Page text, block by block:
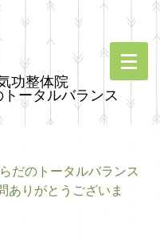
功整体院
ータルバランス
だのトータルバランス
ありがとうございま